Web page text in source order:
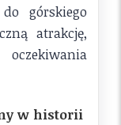
górskiego
atrakcję,
w historii